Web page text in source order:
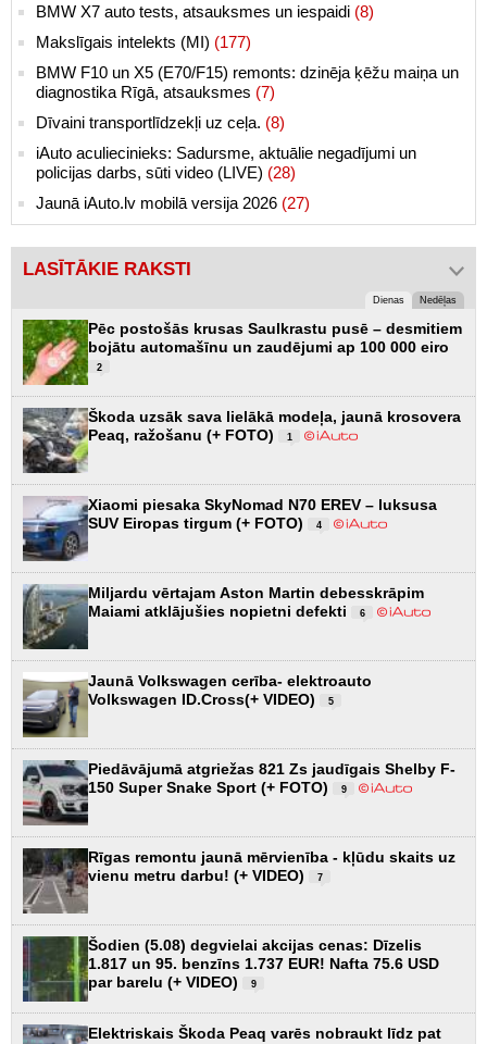
BMW X7 auto tests, atsauksmes un iespaidi (8)
Makslīgais intelekts (MI) (177)
BMW F10 un X5 (E70/F15) remonts: dzinēja ķēžu maiņa un
diagnostika Rīgā, atsauksmes (7)
Dīvaini transportlīdzekļi uz ceļa. (8)
iAuto aculiecinieks: Sadursme, aktuālie negadījumi un
policijas darbs, sūti video (LIVE) (28)
Jaunā iAuto.lv mobilā versija 2026 (27)
LASĪTĀKIE RAKSTI
Dienas Nedēļas
Pēc postošās krusas Saulkrastu pusē – desmitiem
bojātu automašīnu un zaudējumi ap 100 000 eiro
2
Škoda uzsāk sava lielākā modeļa, jaunā krosovera
Peaq, ražošanu (+ FOTO)
1
Xiaomi piesaka SkyNomad N70 EREV – luksusa
SUV Eiropas tirgum (+ FOTO)
4
Miljardu vērtajam Aston Martin debesskrāpim
Maiami atklājušies nopietni defekti
6
Jaunā Volkswagen cerība- elektroauto
Volkswagen ID.Cross(+ VIDEO)
5
Piedāvājumā atgriežas 821 Zs jaudīgais Shelby F-
150 Super Snake Sport (+ FOTO)
9
Rīgas remontu jaunā mērvienība - kļūdu skaits uz
vienu metru darbu! (+ VIDEO)
7
Šodien (5.08) degvielai akcijas cenas: Dīzelis
1.817 un 95. benzīns 1.737 EUR! Nafta 75.6 USD
par barelu (+ VIDEO)
9
Elektriskais Škoda Peaq varēs nobraukt līdz pat